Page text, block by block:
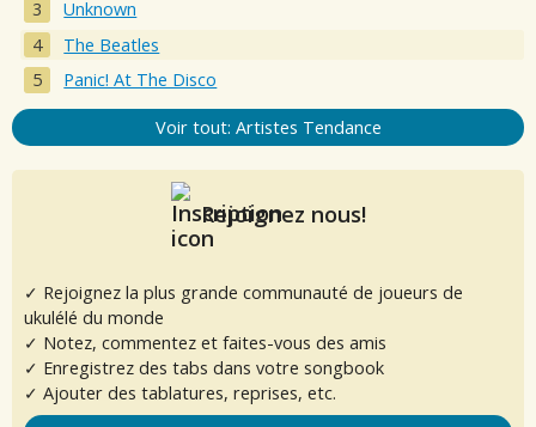
Unknown
The Beatles
Panic! At The Disco
Voir tout: Artistes Tendance
Rejoignez nous!
✓ Rejoignez la plus grande communauté de joueurs de
ukulélé du monde
✓ Notez, commentez et faites-vous des amis
✓ Enregistrez des tabs dans votre songbook
✓ Ajouter des tablatures, reprises, etc.